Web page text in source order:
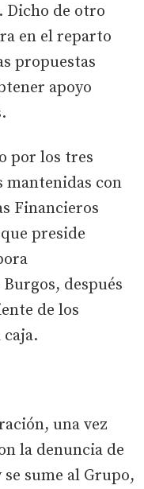
Dicho de otro
en el reparto
propuestas
apoyo
por los tres
mantenidas con
Financieros
preside
después
de los
una vez
la denuncia de
sume al Grupo,